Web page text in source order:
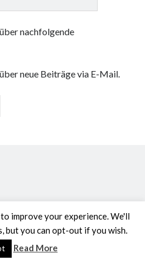
nachfolgende
neue Beiträge via E-Mail.
by Compete Themes
improve your experience. We'll
but you can opt-out if you wish.
Read More